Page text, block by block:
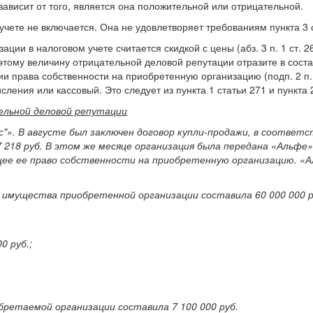
от того, является она положительной или отрицательной.
не включается. Она не удовлетворяет требованиям пункта 3
в налоговом учете считается скидкой с цены (абз. 3 п. 1
величину отрицательной деловой репутации отразите в
собственности на приобретенную организацию (подп. 2
или кассовый. Это следует из пункта 1 статьи 271 и пункта
деловой репутации
августе был заключен договор купли-продажи, в
руб. В этом же месяце организация была передана
ее право собственности на приобретенную организацию.
приобретенной организации составила 60 000 000
руб.;
организации составила 7 100 000 руб.